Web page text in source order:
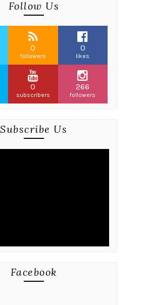
Follow Us
0
followers
0
likes
0
subscribers
266
followers
Subscribe Us
Facebook